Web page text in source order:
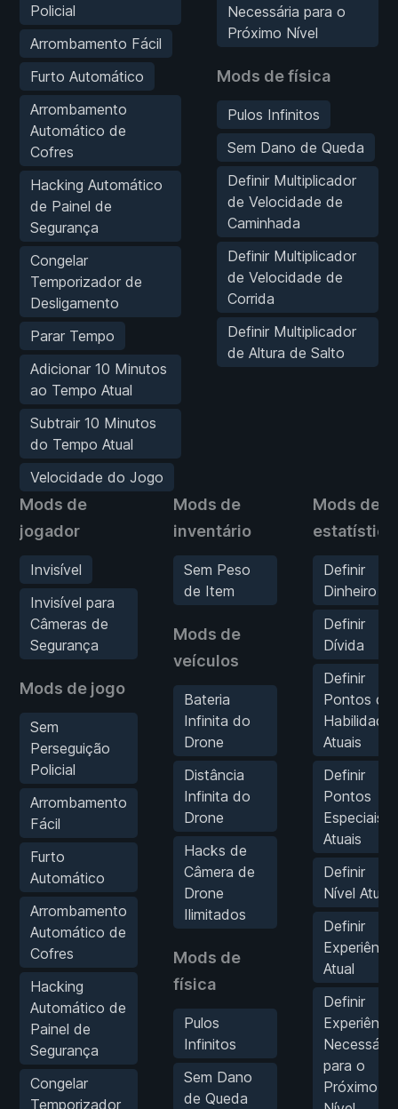
Policial
Arrombamento Fácil
Furto Automático
Arrombamento
Automático de
Cofres
Hacking Automático
de Painel de
Segurança
Congelar
Temporizador de
Desligamento
Parar Tempo
Adicionar 10 Minutos
ao Tempo Atual
Subtrair 10 Minutos
do Tempo Atual
Velocidade do Jogo
Necessária para o
Próximo Nível
Mods de física
Pulos Infinitos
Sem Dano de Queda
Definir Multiplicador
de Velocidade de
Caminhada
Definir Multiplicador
de Velocidade de
Corrida
Definir Multiplicador
de Altura de Salto
Mods de
jogador
Invisível
Invisível para
Câmeras de
Segurança
Mods de jogo
Sem
Perseguição
Policial
Arrombamento
Fácil
Furto
Automático
Arrombamento
Automático de
Cofres
Hacking
Automático de
Painel de
Segurança
Congelar
Temporizador
Mods de
inventário
Sem Peso
de Item
Mods de
veículos
Bateria
Infinita do
Drone
Distância
Infinita do
Drone
Hacks de
Câmera de
Drone
Ilimitados
Mods de
física
Pulos
Infinitos
Sem Dano
de Queda
Mods de
Definir
Dinheiro
Definir
Dívida
Definir
Pontos de
Habilidade
Atuais
Definir
Pontos
Especiais
Atuais
Definir
Nível Atual
Definir
Experiência
Atual
Definir
Experiência
Necessária
para o
Próximo